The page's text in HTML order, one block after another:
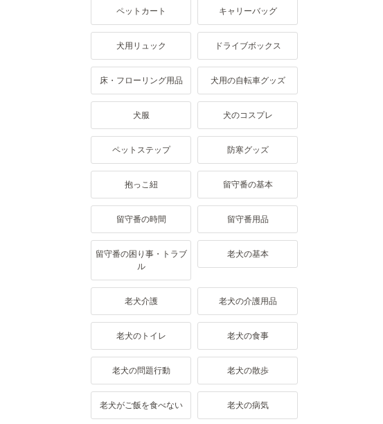
ペットカート キャリーバッグ
犬用リュック ドライブボックス
床・フローリング用品 犬用の自転車グッズ
犬服 犬のコスプレ
ペットステップ 防寒グッズ
抱っこ紐 留守番の基本
留守番の時間 留守番用品
留守番の困り事・トラブ
ル
老犬の基本
老犬介護 老犬の介護用品
老犬のトイレ 老犬の食事
老犬の問題行動 老犬の散歩
老犬がご飯を食べない 老犬の病気